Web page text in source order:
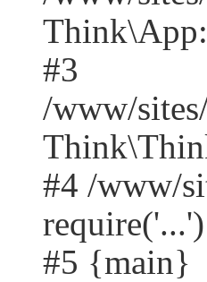
#3
/www/
#4 /www/
require('...')
#5 {main}